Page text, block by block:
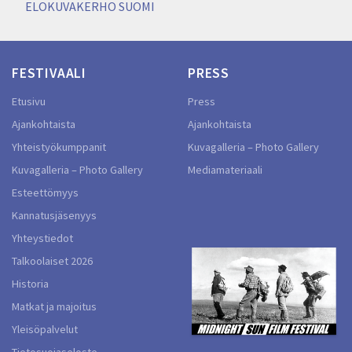
ELOKUVAKERHO SUOMI
FESTIVAALI
Etusivu
Ajankohtaista
Yhteistyökumppanit
Kuvagalleria – Photo Gallery
Esteettömyys
Kannatusjäsenyys
Yhteystiedot
Talkoolaiset 2026
Historia
Matkat ja majoitus
Yleisöpalvelut
PRESS
Press
Ajankohtaista
Kuvagalleria – Photo Gallery
Mediamateriaali